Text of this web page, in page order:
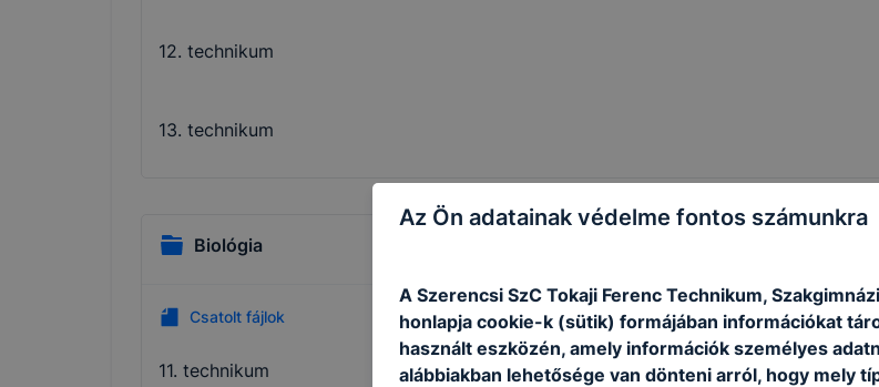
12. technikum
13. technikum
Biológia
Csatolt fájlok
11. technikum
Az Ön adatainak védelme fontos számunkra
A Szerencsi SzC Tokaji Ferenc Technikum,
honlapja cookie-k (sütik) formájában információkat
használt eszközén, amely információk személyes
alábbiakban lehetősége van dönteni arról, hogy mely